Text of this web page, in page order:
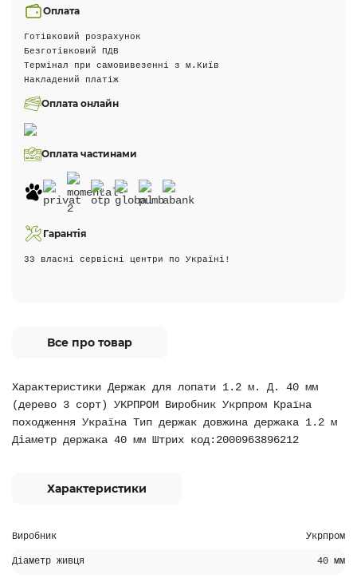
Оплата
Готівковий розрахунок
Безготівковий ПДВ
Термінал при самовивезенні з м.Київ
Накладений платіж
Оплата онлайн
Оплата частинами
Гарантія
33 власні сервісні центри по Україні!
Все про товар
Характеристики Держак для лопати 1.2 м. Д. 40 мм
(дерево 3 сорт) УКРПРОМ Виробник Укрпром Країна
походження Україна Тип держак довжина держака 1.2 м
Діаметр держака 40 мм Штрих код:2000963896212
Характеристики
Виробник Укрпром
Діаметр живця 40 мм